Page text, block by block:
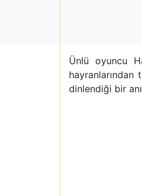
Ünlü oyuncu
dinlendiği bir